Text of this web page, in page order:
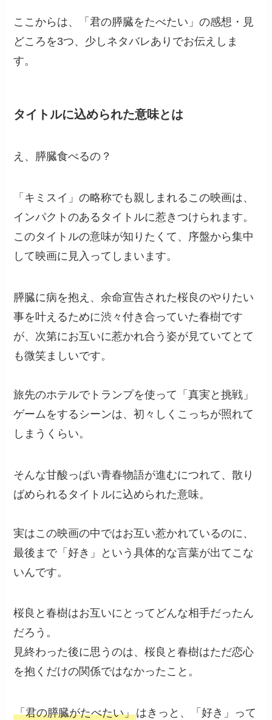
ここからは、「君の膵臓をたべたい」の感想・見
どころを3つ、少しネタバレありでお伝えしま
す。
タイトルに込められた意味とは
え、膵臓食べるの？
「キミスイ」の略称でも親しまれるこの映画は、
インパクトのあるタイトルに惹きつけられます。
このタイトルの意味が知りたくて、序盤から集中
して映画に見入ってしまいます。
膵臓に病を抱え、余命宣告された桜良のやりたい
事を叶えるために渋々付き合っていた春樹です
が、次第にお互いに惹かれ合う姿が見ていてとて
も微笑ましいです。
旅先のホテルでトランプを使って「真実と挑戦」
ゲームをするシーンは、初々しくこっちが照れて
しまうくらい。
そんな甘酸っぱい青春物語が進むにつれて、散り
ばめられるタイトルに込められた意味。
実はこの映画の中ではお互い惹かれているのに、
最後まで「好き」という具体的な言葉が出てこな
いんです。
桜良と春樹はお互いにとってどんな相手だったん
だろう。
見終わった後に思うのは、桜良と春樹はただ恋心
を抱くだけの関係ではなかったこと。
「君の膵臓がたべたい」はきっと、「好き」って